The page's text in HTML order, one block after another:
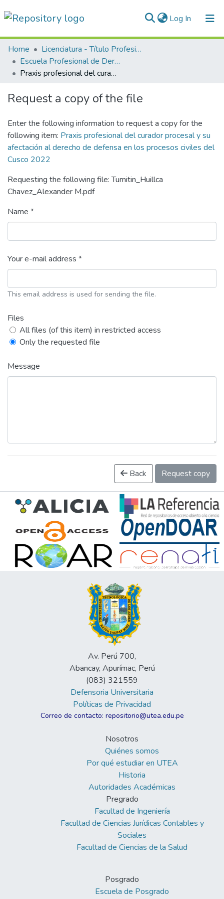
Log In (current)
Communities & Collections
All of DSpace
Normativas
Home
Licenciatura - Título Profesional
Escuela Profesional de Derecho
Praxis profesional del curador procesal y su afectación al derecho de defensa en los procesos civiles del Cusco 2022
Request a copy of the file
Enter the following information to request a copy for the
following item: Praxis profesional del curador procesal y su
afectación al derecho de defensa en los procesos civiles del
Cusco 2022
Requesting the following file: Turnitin_Huillca
Chavez_Alexander M.pdf
Name *
Your e-mail address *
This email address is used for sending the file.
Files
All files (of this item) in restricted access
Only the requested file
Message
Back Request copy
Av. Perú 700,
Abancay, Apurímac, Perú
(083) 321559
Defensoria Universitaria
Políticas de Privacidad
Correo de contacto: repositorio@utea.edu.pe
Nosotros
Quiénes somos
Por qué estudiar en UTEA
Historia
Autoridades Académicas
Pregrado
Facultad de Ingeniería
Facultad de Ciencias Jurídicas Contables y
Sociales
Facultad de Ciencias de la Salud
Posgrado
Escuela de Posgrado